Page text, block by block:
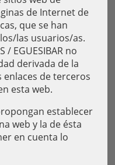
de Internet de
que se han
las usuarios/as.
/ EGUESIBAR no
derivada de la
de terceros
esta web.
establecer
web y la de ésta
en cuenta lo